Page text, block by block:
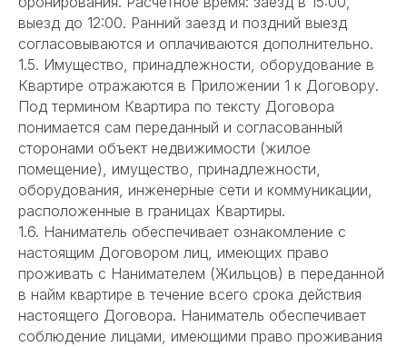
выезд до 12:00. Ранний заезд и поздний выезд
согласовываются и оплачиваются дополнительно.
1.5. Имущество, принадлежности, оборудование в
Квартире отражаются в Приложении 1 к Договору.
Под термином Квартира по тексту Договора
понимается сам переданный и согласованный
сторонами объект недвижимости (жилое
помещение), имущество, принадлежности,
оборудования, инженерные сети и коммуникации,
расположенные в границах Квартиры.
1.6. Наниматель обеспечивает ознакомление с
настоящим Договором лиц, имеющих право
проживать с Нанимателем (Жильцов) в переданной
в найм квартире в течение всего срока действия
настоящего Договора. Наниматель обеспечивает
соблюдение лицами, имеющими право проживания